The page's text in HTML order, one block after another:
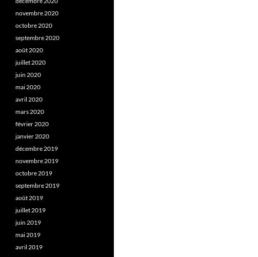
novembre 2020
octobre 2020
septembre 2020
août 2020
juillet 2020
juin 2020
mai 2020
avril 2020
mars 2020
février 2020
janvier 2020
décembre 2019
novembre 2019
octobre 2019
septembre 2019
août 2019
juillet 2019
juin 2019
mai 2019
avril 2019